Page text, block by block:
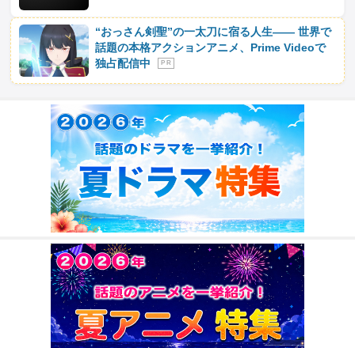
“おっさん剣聖”の一太刀に宿る人生―― 世界で
話題の本格アクションアニメ、Prime Videoで
独占配信中
P R